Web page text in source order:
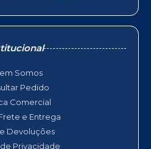
Somos
Pedido
Comercial
e Entrega
Devoluções
Privacidade